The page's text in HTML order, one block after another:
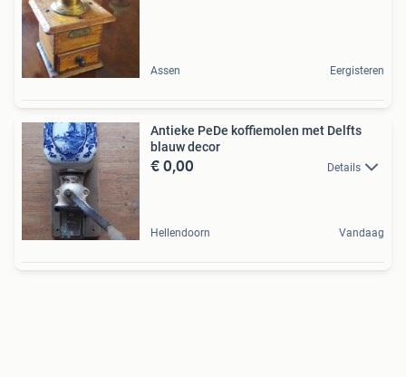
Assen Eergisteren
Antieke PeDe koffiemolen met Delfts
blauw decor
€ 0,00 Details
Hellendoorn Vandaag